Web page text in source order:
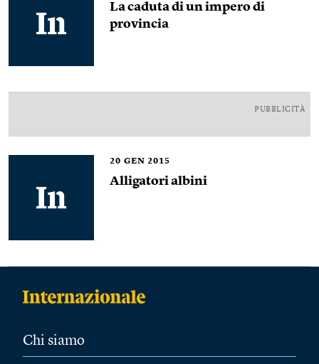
La caduta di un impero di
provincia
PUBBLICITÀ
20 GEN 2015
Alligatori albini
Chi siamo